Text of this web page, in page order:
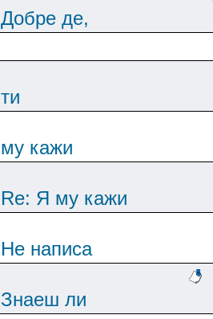
Добре де,
ти
му кажи
Re: Я му кажи
Не написа
Знаеш ли